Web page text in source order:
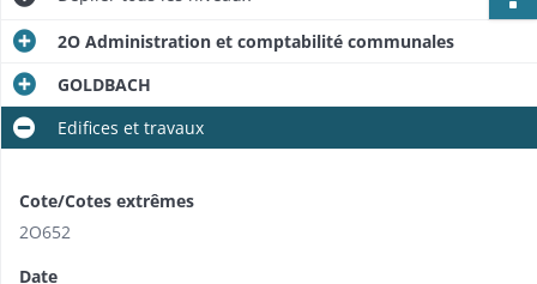
2O Administration et comptabilité communales
GOLDBACH
Edifices et travaux
Cote/Cotes extrêmes
2O652
Date